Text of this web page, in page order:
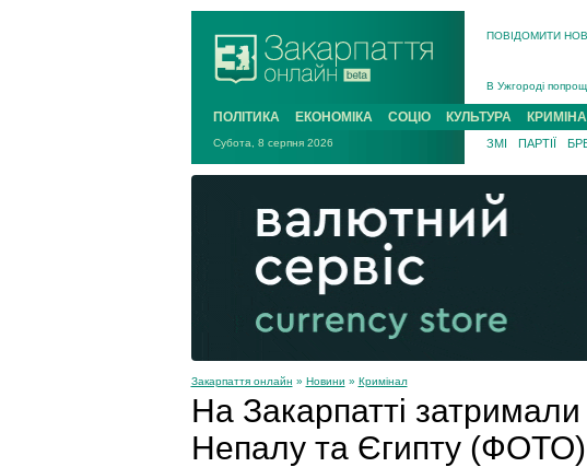
ПОВІДОМИТИ
В Ужгороді
В Ужгороді 5
Підтвердили
На війні з рф
На Хустщині
Інструктора
ПОЛІТИКА ЕКОНОМІКА СОЦІО КУЛЬТУРА
Субота, 8 серпня 2026 ЗМІ ПАРТІЇ
Закарпаття онлайн » Новини » Кримінал
На Закарпатті
Непалу та Єгипту (ФОТО)